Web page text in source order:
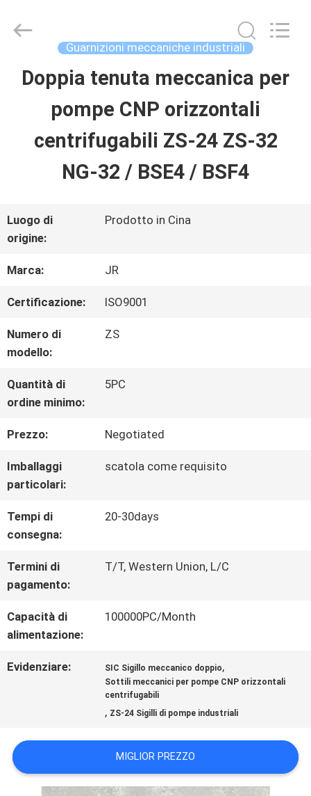
CASA
PRODOTTI
CIRCA
NOI
DELLA
FABBRICA
CONTROLLO
DI
QUALITÀ
CONTATTICI
RICHIEDA
UNA
CITAZIONE
DEL
SITO
Supseals
International
Guarnizioni meccaniche industriali
Doppia tenuta meccanica per
pompe CNP orizzontali
centrifugabili ZS-24 ZS-32
NG-32 / BSE4 / BSF4
Luogo di
origine:
Prodotto in Cina
Marca: JR
Certificazione: ISO9001
Numero di
modello:
ZS
Quantità di
ordine minimo:
5PC
Prezzo: Negotiated
Imballaggi
particolari:
scatola come requisito
Tempi di
consegna:
20-30days
Termini di
pagamento:
T/T, Western Union, L/C
Capacità di
alimentazione:
100000PC/Month
Evidenziare: SIC Sigillo meccanico doppio,
Sottili meccanici per pompe CNP orizzontali
centrifugabili
, ZS-24 Sigilli di pompe industriali
MIGLIOR PREZZO